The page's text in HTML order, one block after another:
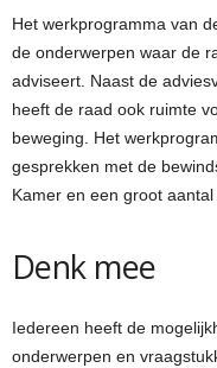
Het werkprogramma van
de onderwerpen waar de
adviseert. Naast de
heeft de raad ook ruimte
beweging. Het
gesprekken met de
Kamer en een groot
Denk mee
Iedereen heeft de
onderwerpen en